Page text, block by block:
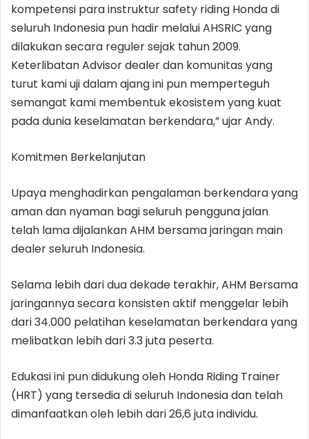
kompetensi para instruktur safety riding Honda di
seluruh Indonesia pun hadir melalui AHSRIC yang
dilakukan secara reguler sejak tahun 2009.
Keterlibatan Advisor dealer dan komunitas yang
turut kami uji dalam ajang ini pun memperteguh
semangat kami membentuk ekosistem yang kuat
pada dunia keselamatan berkendara,” ujar Andy.
Komitmen Berkelanjutan
Upaya menghadirkan pengalaman berkendara yang
aman dan nyaman bagi seluruh pengguna jalan
telah lama dijalankan AHM bersama jaringan main
dealer seluruh Indonesia.
Selama lebih dari dua dekade terakhir, AHM Bersama
jaringannya secara konsisten aktif menggelar lebih
dari 34.000 pelatihan keselamatan berkendara yang
melibatkan lebih dari 3.3 juta peserta.
Edukasi ini pun didukung oleh Honda Riding Trainer
(HRT) yang tersedia di seluruh Indonesia dan telah
dimanfaatkan oleh lebih dari 26,6 juta individu.